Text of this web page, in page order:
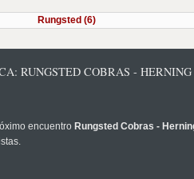
Rungsted (6)
RUNGSTED COBRAS -
encuentro Rungsted Cobras -